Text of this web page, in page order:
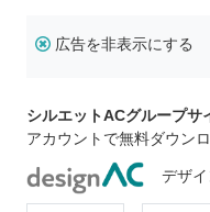
広告を非表示にする
シルエットACグループサ
アカウントで無料ダウン
デザ